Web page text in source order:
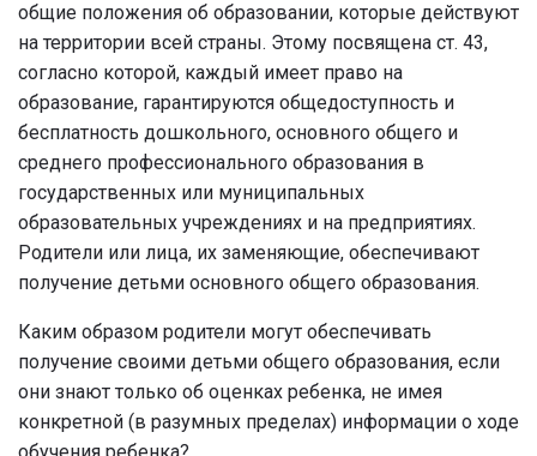
общие положения об образовании, которые действуют
на территории всей страны. Этому посвящена ст. 43,
согласно которой, каждый имеет право на
образование, гарантируются общедоступность и
бесплатность дошкольного, основного общего и
среднего профессионального образования в
государственных или муниципальных
образовательных учреждениях и на предприятиях.
Родители или лица, их заменяющие, обеспечивают
получение детьми основного общего образования.
Каким образом родители могут обеспечивать
получение своими детьми общего образования, если
они знают только об оценках ребенка, не имея
конкретной (в разумных пределах) информации о ходе